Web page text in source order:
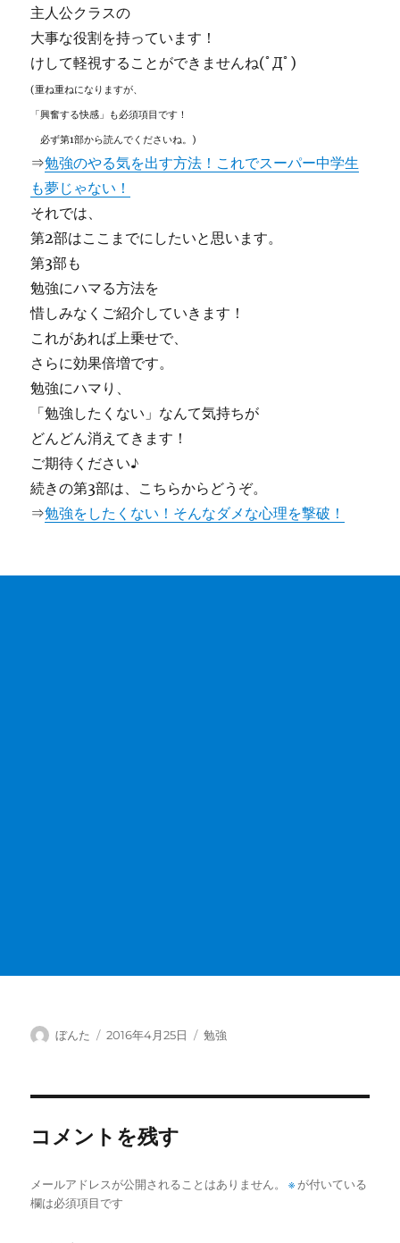
主人公クラスの
大事な役割を持っています！
けして軽視することができませんね(ﾟДﾟ)
(重ね重ねになりますが、
「興奮する快感」も必須項目です！
必ず第1部から読んでくださいね。)
⇒勉強のやる気を出す方法！これでスーパー中学生
も夢じゃない！
それでは、
第2部はここまでにしたいと思います。
第3部も
勉強にハマる方法を
惜しみなくご紹介していきます！
これがあれば上乗せで、
さらに効果倍増です。
勉強にハマり、
「勉強したくない」なんて気持ちが
どんどん消えてきます！
ご期待ください♪
続きの第3部は、こちらからどうぞ。
⇒勉強をしたくない！そんなダメな心理を撃破！
投
ぼんた
投
2016年4月25日
カ
勉強
コメントを残す
メールアドレスが公開されることはありません。 ※ が付いている
欄は必須項目です